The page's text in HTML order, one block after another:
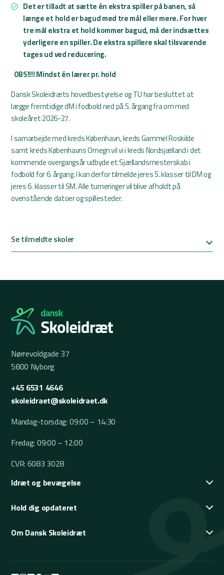
Det er tilladt at sætte én ekstra spiller på banen, så
længe et hold er bagud med tre mål eller mere. For hver
tre mål ekstra et hold kommer bagud, må der indsættes
yderligere en spiller. De ekstra spillere skal tilsvarende
tages ud ved reducering.
OBS!!!! Mindst én lærer pr. hold
Dansk Skoleidræts hovedbestyrelse og TU har besluttet at
lægge fremtidige dM i fodbold ned på 5. årgang fra om med
skoleåret 2026-27.
I samarbejde med kreds København, kreds Gammel Roskilde
samt kreds Københavns Omegn vil vi i kreds Nordsjælland i det
kommende overgangsår udbyde et Sjællandsmesterskab i
fodbold for 6. årgang. I kan derfor tilmelde jeres 5. klasser til DM og
jeres 6. klasser til SM. Alle turneringer vil blive afholdt på
ovenstående datoer og spillesteder.
Se tilmeldte skoler
Nørrevoldgade 37
5800 Nyborg
+45 6531 4646
skoleidraet@skoleidraet.dk
Mandag-torsdag: 09:00 – 14:30
Fredag: 09:00 – 12:00
CVR: 6083 3028
Idræt og bevægelse
Hold dig opdateret
Om Dansk Skoleidræt